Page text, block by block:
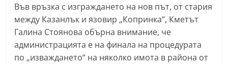
–
k
a
z
Във връзка с изграждането на нов път, от стария
между Казанлък и язовир „Копринка“, Кметът
Галина Стоянова обърна внимание, че
администрацията е на финала на процедурата
по „изваждането“ на няколко имота в района от